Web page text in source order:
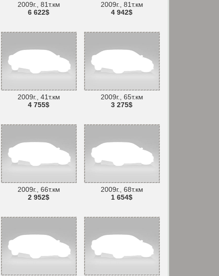
2009г., 81т.км
6 622$
2009г., 81т.км
4 942$
2009г., 41т.км
4 755$
2009г., 65т.км
3 275$
2009г., 66т.км
2 952$
2009г., 68т.км
1 654$